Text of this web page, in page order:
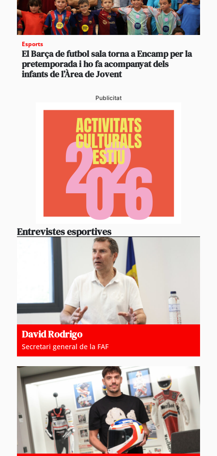
Esports
El Barça de futbol sala torna a Encamp per la
pretemporada i ho fa acompanyat dels
infants de l’Àrea de Jovent
Publicitat
Entrevistes esportives
David Rodrigo
Secretari general de la FAF